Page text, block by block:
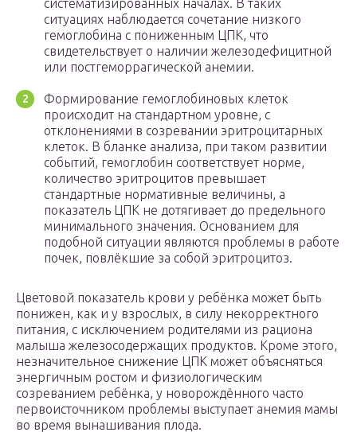
систематизированных началах. В таких
ситуациях наблюдается сочетание низкого
гемоглобина с пониженным ЦПК, что
свидетельствует о наличии железодефицитной
или постгеморрагической анемии.
Формирование гемоглобиновых клеток
происходит на стандартном уровне, с
отклонениями в созревании эритроцитарных
клеток. В бланке анализа, при таком развитии
событий, гемоглобин соответствует норме,
количество эритроцитов превышает
стандартные нормативные величины, а
показатель ЦПК не дотягивает до предельного
минимального значения. Основанием для
подобной ситуации являются проблемы в работе
почек, повлёкшие за собой эритроцитоз.
Цветовой показатель крови у ребёнка может быть
понижен, как и у взрослых, в силу некорректного
питания, с исключением родителями из рациона
малыша железосодержащих продуктов. Кроме этого,
незначительное снижение ЦПК может объясняться
энергичным ростом и физиологическим
созреванием ребёнка, у новорождённого часто
первоисточником проблемы выступает анемия мамы
во время вынашивания плода.